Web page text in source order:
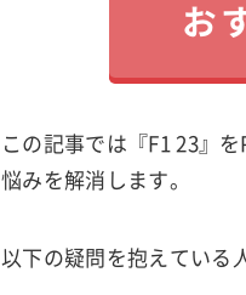
お
この記事では『F1 23』
悩みを解消します。
以下の疑問を抱えている